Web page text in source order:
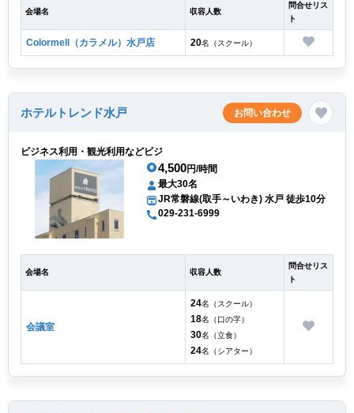
会場名 収容人数
問合せリス
ト
Colormell（カラメル）水戸店 20名（スクール）
ホテルトレンド水戸 お問い合わせ
ビジネス利用・観光利用などビジ
4,500円/時間
最大30名
JR常磐線(取手～いわき) 水戸 徒歩10分
029-231-6999
会場名 収容人数
問合せリス
ト
会議室
24名（スクール）
18名（口の字）
30名（立食）
24名（シアター）